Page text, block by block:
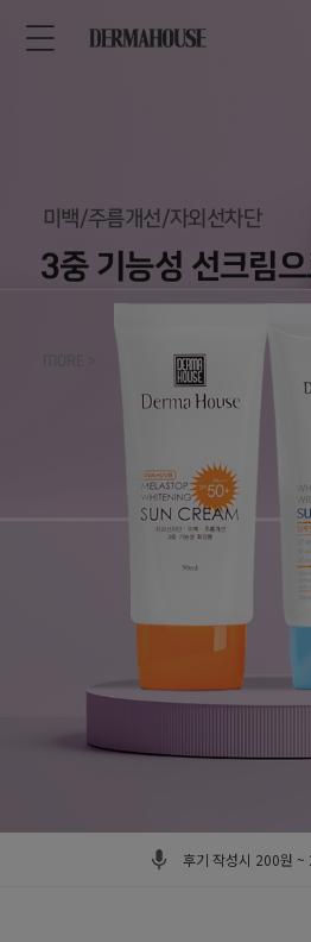
미백/주름개선/자외선차단
3중 기능성 선크림
후기 작성시 200원 ~